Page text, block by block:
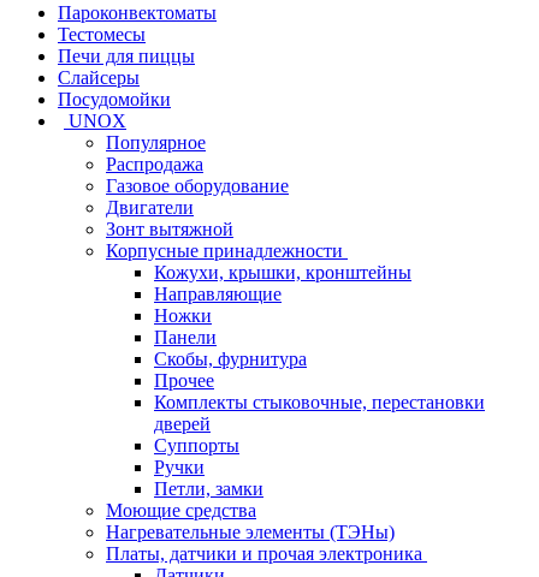
Пароконвектоматы
Тестомесы
Печи для пиццы
Слайсеры
Посудомойки
UNOX
Популярное
Распродажа
Газовое оборудование
Двигатели
Зонт вытяжной
Корпусные принадлежности
Кожухи, крышки, кронштейны
Направляющие
Ножки
Панели
Cкобы, фурнитура
Прочее
Комплекты стыковочные, перестановки
дверей
Суппорты
Ручки
Петли, замки
Моющие средства
Нагревательные элементы (ТЭНы)
Платы, датчики и прочая электроника